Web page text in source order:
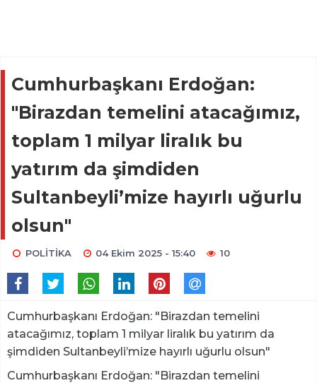
Cumhurbaşkanı Erdoğan:
"Birazdan temelini atacağımız,
toplam 1 milyar liralık bu
yatırım da şimdiden
Sultanbeyli’mize hayırlı uğurlu
olsun"
POLİTİKA 04 Ekim 2025 - 15:40 10
Cumhurbaşkanı Erdoğan: "Birazdan temelini
atacağımız, toplam 1 milyar liralık bu yatırım da
şimdiden Sultanbeyli’mize hayırlı uğurlu olsun"
Cumhurbaşkanı Erdoğan: "Birazdan temelini